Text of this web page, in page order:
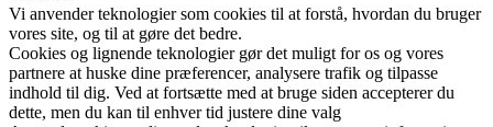
Vi anvender teknologier som cookies til at forstå, hvordan du bruger
vores site, og til at gøre det bedre.
Cookies og lignende teknologier gør det muligt for os og vores
partnere at huske dine præferencer, analysere trafik og tilpasse
indhold til dig. Ved at fortsætte med at bruge siden accepterer du
dette, men du kan til enhver tid justere dine valg